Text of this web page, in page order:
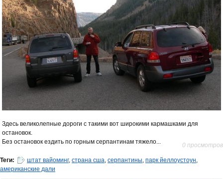
Здесь великолепные дороги с такими вот широкими кармашками для
остановок.
Без остановок ездить по горным серпантинам тяжело...
0 просмотров
Теги: штат вайоминг, страна сша, серпантины, парк йеллоустоун,
американские дали